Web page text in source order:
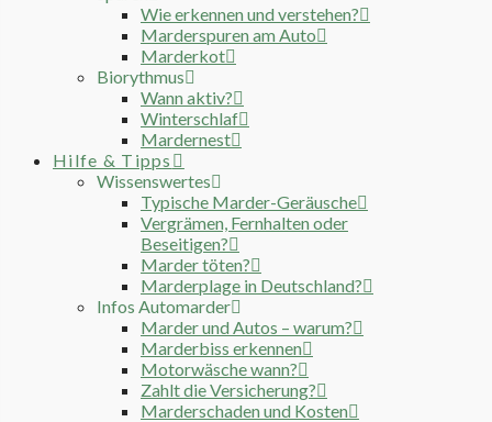
Wie erkennen und verstehen?
Marderspuren am Auto
Marderkot
Biorythmus
Wann aktiv?
Winterschlaf
Mardernest
Hilfe & Tipps
Wissenswertes
Typische Marder-Geräusche
Vergrämen, Fernhalten oder
Beseitigen?
Marder töten?
Marderplage in Deutschland?
Infos Automarder
Marder und Autos – warum?
Marderbiss erkennen
Motorwäsche wann?
Zahlt die Versicherung?
Marderschaden und Kosten